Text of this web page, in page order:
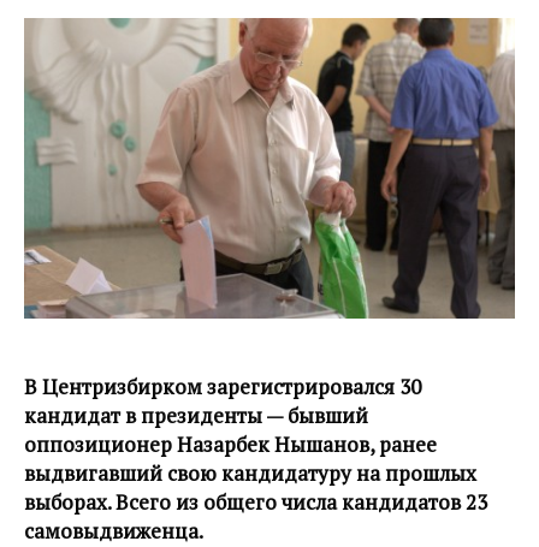
В Центризбирком зарегистрировался 30
кандидат в президенты — бывший
оппозиционер Назарбек Нышанов, ранее
выдвигавший свою кандидатуру на прошлых
выборах. Всего из общего числа кандидатов 23
самовыдвиженца.